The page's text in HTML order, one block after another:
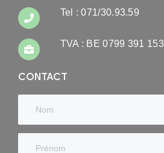
Tel : 071/30.93.59
TVA : BE 0799 391 153
CONTACT